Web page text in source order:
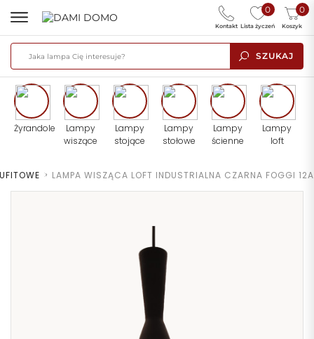
SZUKAJ
0
Lista życzeń
0
Koszyk
Kontakt
Żyrandole
Lampy
wiszące
Lampy
stojące
Lampy
stołowe
Lampy
ścienne
Lampy
loft
> LAMPA WISZĄCA LOFT INDUSTRIALNA CZARNA FOGGI 12A